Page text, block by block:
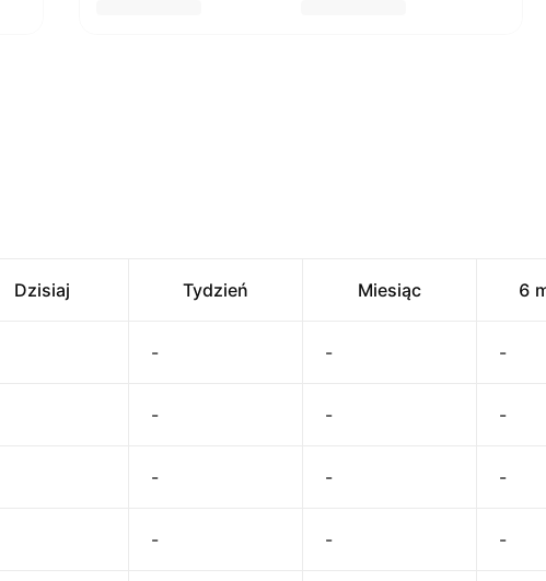
Dzisiaj Tydzień Miesiąc 6
- - -
- - -
- - -
- - -